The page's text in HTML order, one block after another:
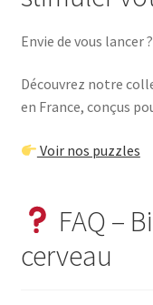
Envie de vous lancer ?
Découvrez notre
en France, conçus
Voir nos puzzles
FAQ –
cerveau